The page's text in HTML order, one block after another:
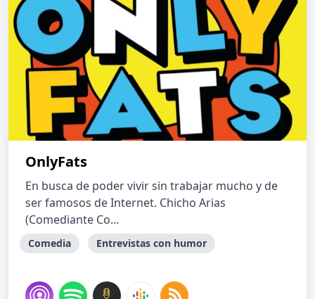
OnlyFats
En busca de poder vivir sin trabajar mucho y de
ser famosos de Internet. Chicho Arias
(Comediante Co...
Comedia Entrevistas con humor